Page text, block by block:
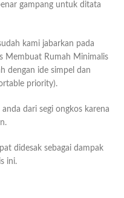
gampang untuk ditata
kami jabarkan pada
Membuat Rumah Minimalis
dengan ide simpel dan
priority).
dari segi ongkos karena
didesak sebagai dampak
ini.